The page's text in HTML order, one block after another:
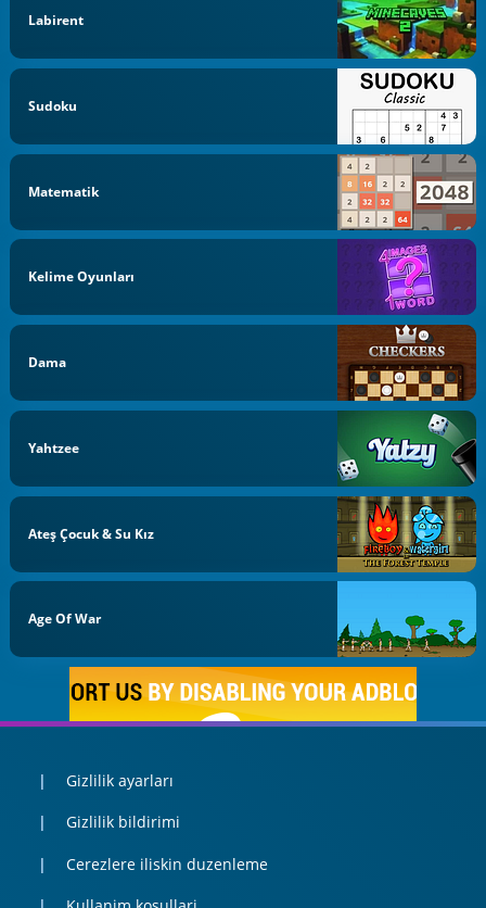
Labirent
Sudoku
Matematik
Kelime Oyunları
Dama
Yahtzee
Ateş Çocuk & Su Kız
Age Of War
Gizlilik ayarları
Gizlilik bildirimi
Cerezlere iliskin duzenleme